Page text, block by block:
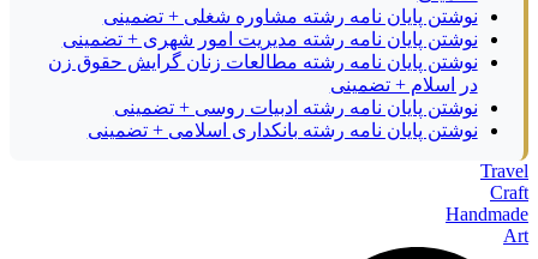
نوشتن پایان نامه رشته مشاوره شغلی + تضمینی
نوشتن پایان نامه رشته مدیریت امور شهری + تضمینی
نوشتن پایان نامه رشته مطالعات زنان گرایش حقوق زن
در اسلام + تضمینی
نوشتن پایان نامه رشته ادبیات روسی + تضمینی
نوشتن پایان نامه رشته بانکداری اسلامی + تضمینی
Travel
Craft
Handmade
Art